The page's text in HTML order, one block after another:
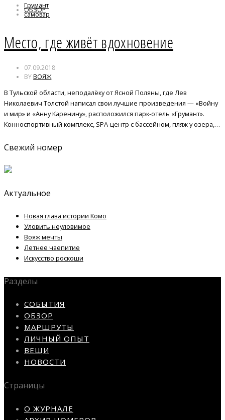
ОБЗОР
Грумант
самовар
Место, где живёт вдохновение
07.09.2018
BYВОЯЖ
В Тульской области, неподалёку от Ясной Поляны, где Лев
Николаевич Толстой написал свои лучшие произведения — «Войну
и мир» и «Анну Каренину», расположился парк-отель «Грумант».
Конноспортивный комплекс, SPA-центр с бассейном, пляж у озера,…
Свежий номер
Актуальное
Новая глава истории Комо
Уловить неуловимое
Вояж мечты
Летнее чаепитие
Искусство роскоши
Разделы
СОБЫТИЯ
ОБЗОР
МАРШРУТЫ
ЛИЧНЫЙ ОПЫТ
ВЕЩИ
НОВОСТИ
Страницы
О ЖУРНАЛЕ